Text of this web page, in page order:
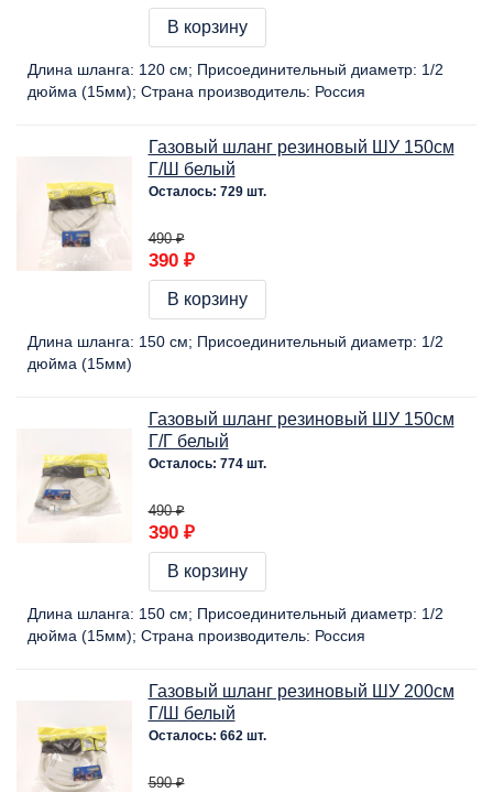
В корзину
Длина шланга: 120 cм Присоединительный диаметр: 1/2
дюйма (15мм) Страна производитель: Россия
Газовый шланг резиновый ШУ 150см
Г/Ш белый
Осталось: 729 шт.
490 ₽
390 ₽
В корзину
Длина шланга: 150 cм Присоединительный диаметр: 1/2
дюйма (15мм)
Газовый шланг резиновый ШУ 150см
Г/Г белый
Осталось: 774 шт.
490 ₽
390 ₽
В корзину
Длина шланга: 150 cм Присоединительный диаметр: 1/2
дюйма (15мм) Страна производитель: Россия
Газовый шланг резиновый ШУ 200см
Г/Ш белый
Осталось: 662 шт.
590 ₽